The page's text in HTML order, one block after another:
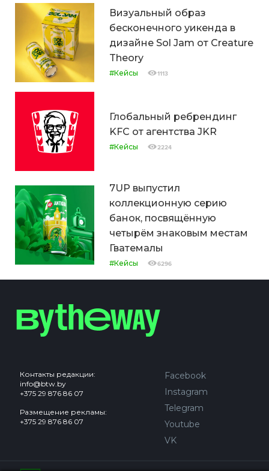
Визуальный образ
бесконечного уикенда в
дизайне Sol Jam от Creature
Theory
#Кейсы 1113
Глобальный ребрендинг
KFC от агентства JKR
#Кейсы 2224
7UP выпустил
коллекционную серию
банок, посвящённую
четырём знаковым местам
Гватемалы
#Кейсы 6296
Контакты редакции:
info@btw.by
+375 29 876 86 07
Размещение рекламы:
+375 29 876 86 07
Facebook
Instagram
Telegram
Youtube
VK